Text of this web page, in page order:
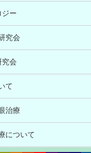
ジー
究会
究会
て
治療
について